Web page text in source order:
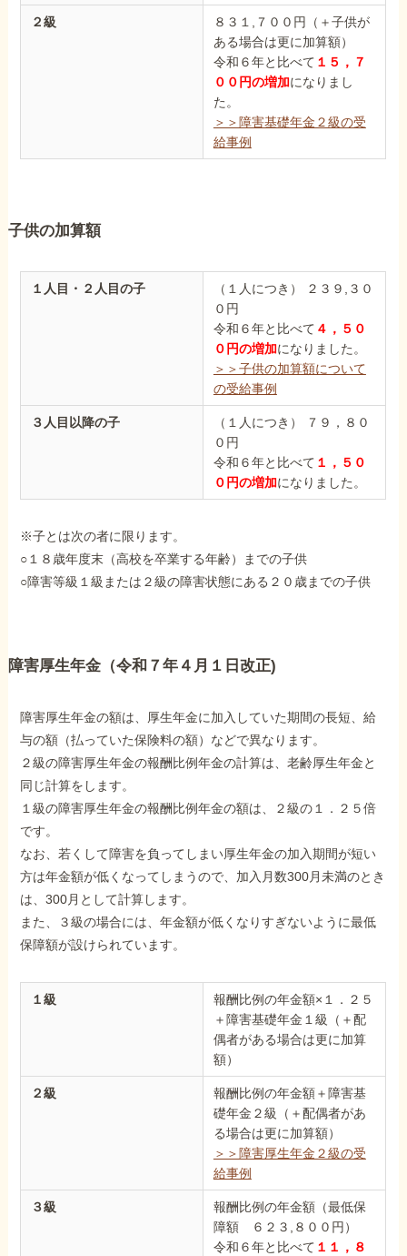
で受給相談をする
お電話でのお問い合わせ
089-907-3797
受付時間：平日9:00~18:00
２級
８３１,７００円（＋子供が
ある場合は更に加算額）
令和６年と比べて １５，７
００円の増加になりまし
た。
＞＞障害基礎年金２級の受
給事例
子供の加算額
１人目・２人目の子
（１人につき） ２３９,３０
０円
令和６年と比べて ４，５０
０円の増加になりました。
＞＞子供の加算額について
の受給事例
３人目以降の子
（１人につき） ７９，８０
０円
令和６年と比べて １，５０
０円の増加になりました。
※子とは次の者に限ります。
○１８歳年度末（高校を卒業する年齢）までの子供
○障害等級１級または２級の障害状態にある２０歳までの子供
障害厚生年金（令和７年４月１日改正)
障害厚生年金の額は、厚生年金に加入していた期間の長短、給
与の額（払っていた保険料の額）などで異なります。
２級の障害厚生年金の報酬比例年金の計算は、老齢厚生年金と
同じ計算をします。
１級の障害厚生年金の報酬比例年金の額は、２級の１．２５倍
です。
なお、若くして障害を負ってしまい厚生年金の加入期間が短い
方は年金額が低くなってしまうので、加入月数300月未満のとき
は、300月として計算します。
また、３級の場合には、年金額が低くなりすぎないように最低
保障額が設けられています。
１級
報酬比例の年金額×１．２５
＋障害基礎年金１級（＋配
偶者がある場合は更に加算
額）
２級
報酬比例の年金額＋障害基
礎年金２級（＋配偶者があ
る場合は更に加算額）
＞＞障害厚生年金２級の受
給事例
３級
報酬比例の年金額（最低保
障額 ６２３,８００円）
令和６年と比べて １１，８